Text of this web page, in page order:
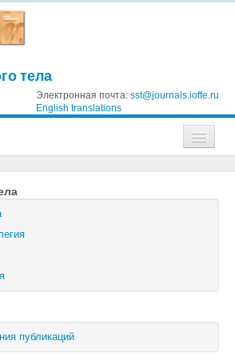
тела
Электронная почта: sst@journals.ioffe.ru
English translations
физики
технической физики
тела
полупроводников
публикаций